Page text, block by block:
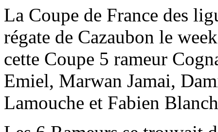
La Coupe de France des
régate de Cazaubon le
cette Coupe 5 rameur
Emiel, Marwan Jamai,
Lamouche et Fabien